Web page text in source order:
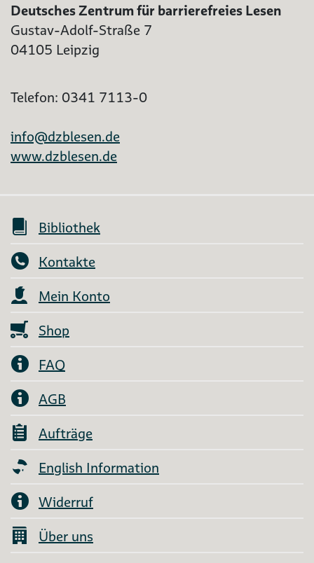
Deutsches Zentrum für barrierefreies Lesen
Gustav-Adolf-Straße 7
04105 Leipzig
Telefon: 0341 7113-0
info@dzblesen.de
www.dzblesen.de
Bibliothek
Kontakte
Mein Konto
Shop
FAQ
AGB
Aufträge
English Information
Widerruf
Über uns